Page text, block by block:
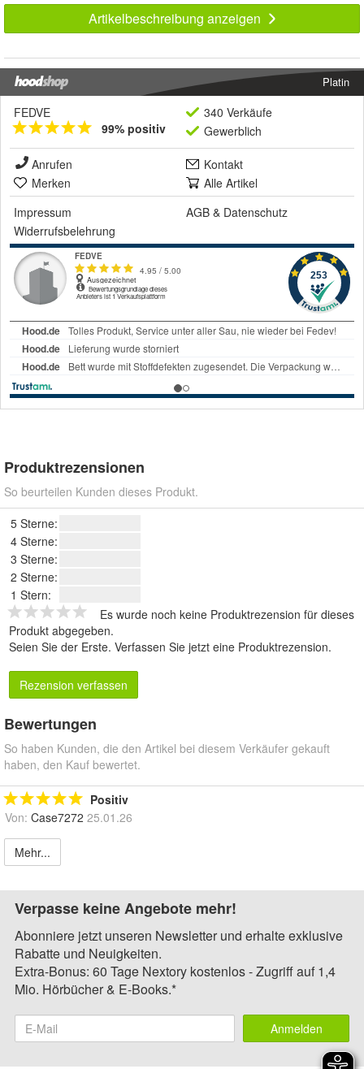
Artikelbeschreibung anzeigen
Platin
FEDVE
99% positiv
340 Verkäufe
Gewerblich
Anrufen
Kontakt
Merken
Alle Artikel
Impressum
AGB & Datenschutz
Widerrufsbelehrung
Produktrezensionen
So beurteilen Kunden dieses Produkt.
5 Sterne:
4 Sterne:
3 Sterne:
2 Sterne:
1 Stern:
Es wurde noch keine Produktrezension für dieses
Produkt abgegeben.
Seien Sie der Erste. Verfassen Sie jetzt eine Produktrezension.
Rezension verfassen
Bewertungen
So haben Kunden, die den Artikel bei diesem Verkäufer gekauft
haben, den Kauf bewertet.
Positiv
Von: Case7272 25.01.26
Mehr...
Verpasse keine Angebote mehr!
Abonniere jetzt unseren Newsletter und erhalte exklusive
Rabatte und Neuigkeiten.
Extra-Bonus: 60 Tage Nextory kostenlos - Zugriff auf 1,4
Mio. Hörbücher & E-Books.*
Anmelden